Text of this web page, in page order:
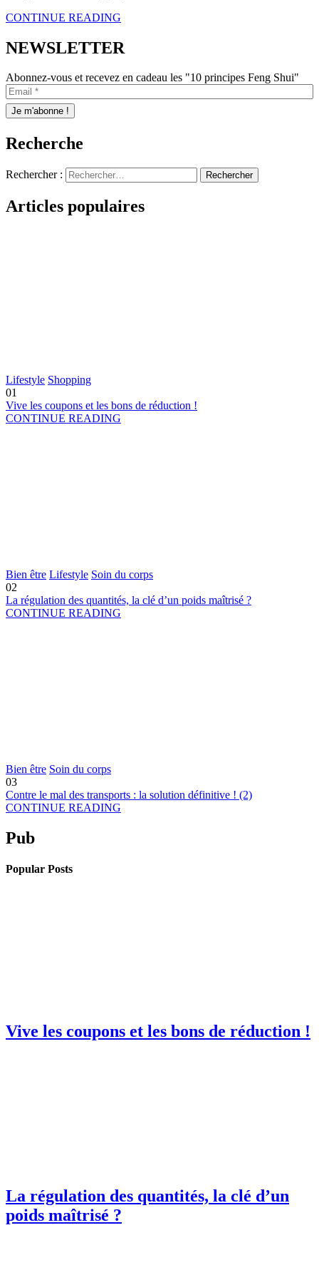
CONTINUE READING
NEWSLETTER
Abonnez-vous et recevez en cadeau les "10 principes Feng Shui"
Recherche
Rechercher :
Articles populaires
Lifestyle Shopping
01
Vive les coupons et les bons de réduction !
CONTINUE READING
Bien être Lifestyle Soin du corps
02
La régulation des quantités, la clé d’un poids maîtrisé ?
CONTINUE READING
Bien être Soin du corps
03
Contre le mal des transports : la solution définitive ! (2)
CONTINUE READING
Pub
Popular Posts
Vive les coupons et les bons de réduction !
La régulation des quantités, la clé d’un
poids maîtrisé ?